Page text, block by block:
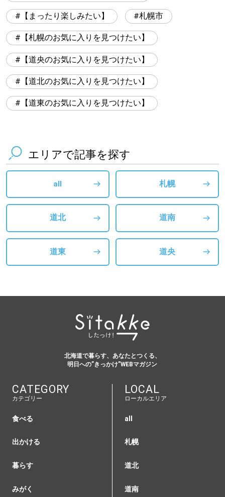
【まったり楽しみたい】 札幌市
【札幌のお気に入りを見つけたい】
【道央のお気に入りを見つけたい】
【道北のお気に入りを見つけたい】
【道東のお気に入りを見つけたい】
エリアで記事を探す
all 札幌
道北 道南
道東 道央
北海道で暮らす、あなたとつくる、
明日への”きっかけ”WEBマガジン
CATEGORY
カテゴリー
食べる
出かける
暮らす
みがく
LOCAL
ローカルエリア
all
札幌
道北
道南